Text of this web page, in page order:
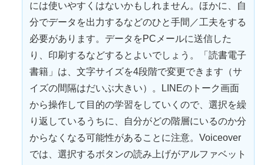
には使いやすくはないかもしれません。ほかに、自
分でデータを出力するなどのひと手間／工夫をする
必要があります。データをPCメールに送信した
り、印刷するなどするとよいでしょう。「読書電子
書籍」は、文字サイズを4段階で変更できます（サ
イズの間隔はだいぶ大きい）。LINEのトーク画面
から操作して目的の学習をしていくので、選択を繰
り返しているうちに、自分がどの階層にいるのか分
からなくなる可能性があることに注意。Voiceover
では、選択するボタンの読み上げがアルファベット